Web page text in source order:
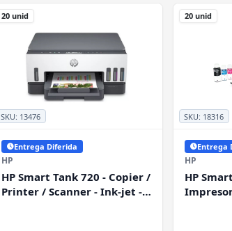
SKU: 13476
20 unid
Entrega Diferida
HP
HP Smart Tank 720 - Copier /
Printer / Scanner - Ink-jet -
SKU: 18316
20 unid
Entrega
HP
HP